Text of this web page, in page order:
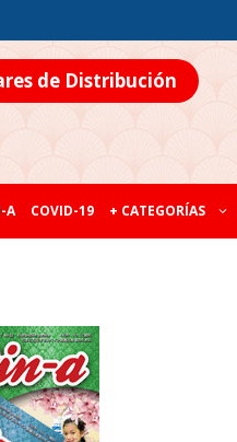
de Distribución
A COVID-19 + CATEGORÍAS